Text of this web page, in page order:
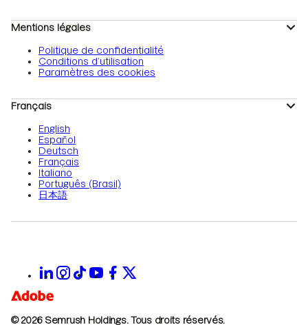
Mentions légales
Politique de confidentialité
Conditions d’utilisation
Paramètres des cookies
Français
English
Español
Deutsch
Français
Italiano
Português (Brasil)
日本語
© 2026 Semrush Holdings. Tous droits réservés.